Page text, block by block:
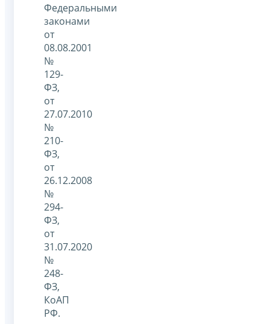
Федеральными
законами
от
08.08.2001
№
129-
ФЗ,
от
27.07.2010
№
210-
ФЗ,
от
26.12.2008
№
294-
ФЗ,
от
31.07.2020
№
248-
ФЗ,
КоАП
РФ.